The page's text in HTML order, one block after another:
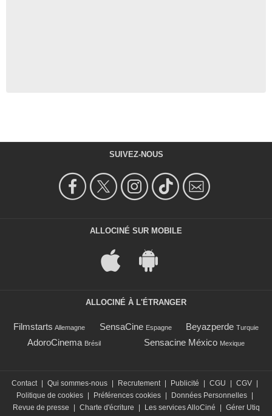
SUIVEZ-NOUS
ALLOCINÉ SUR MOBILE
ALLOCINÉ À L'ÉTRANGER
Filmstarts Allemagne SensaCine Espagne Beyazperde Turquie
AdoroCinema Brésil Sensacine México Mexique
Contact | Qui sommes-nous | Recrutement | Publicité | CGU | CGV |
Politique de cookies | Préférences cookies | Données Personnelles |
Revue de presse
| Charte d'écriture | Les services AlloCiné | Gérer Utiq